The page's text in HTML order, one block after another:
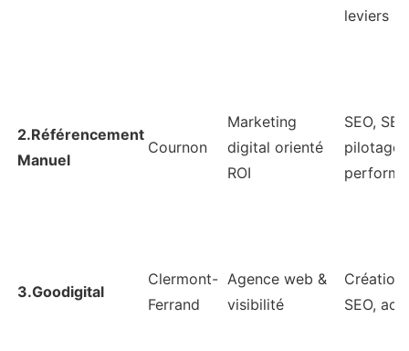
leviers
2.Référencement
Manuel
Cournon
Marketing
digital orienté
ROI
SEO,
pilotage
3.Goodigital
Clermont-
Ferrand
Agence web &
visibilité
SEO,